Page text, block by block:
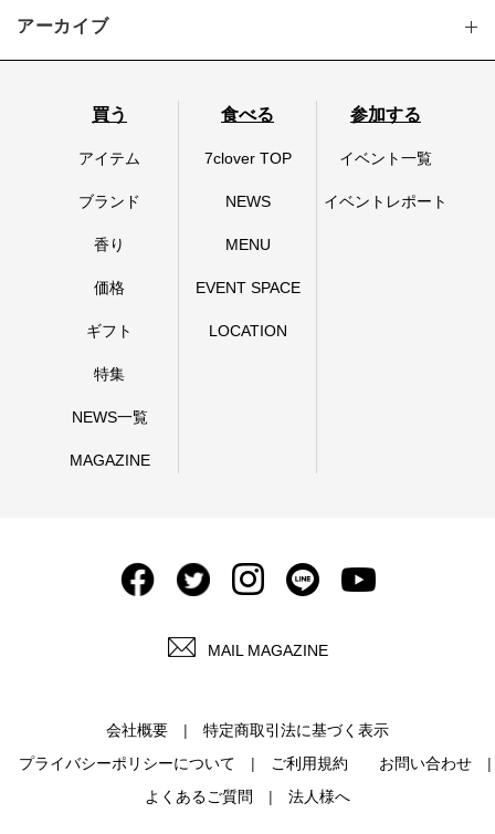
アーカイブ
買う
アイテム
ブランド
香り
価格
ギフト
特集
NEWS一覧
MAGAZINE
食べる
7clover TOP
NEWS
MENU
EVENT SPACE
LOCATION
参加する
イベント一覧
イベントレポート
MAIL MAGAZINE
会社概要
特定商取引法に基づく表示
プライバシーポリシーについて
ご利用規約
お問い合わせ
よくあるご質問
法人様へ